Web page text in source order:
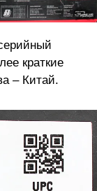
краткие
– Китай.